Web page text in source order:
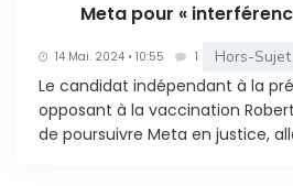
Meta pour «
14 Mai. 2024 • 10:55 1 Hors-Sujet
Le candidat indépendant à la
opposant à la vaccination
de poursuivre Meta en justice,